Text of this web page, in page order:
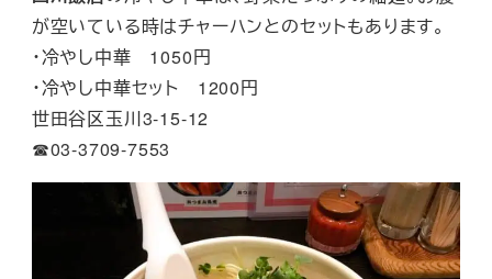
が空いている時はチャーハンとのセットもあります。
・冷やし中華 1050円
・冷やし中華セット 1200円
世田谷区玉川3-15-12
☎︎03-3709-7553